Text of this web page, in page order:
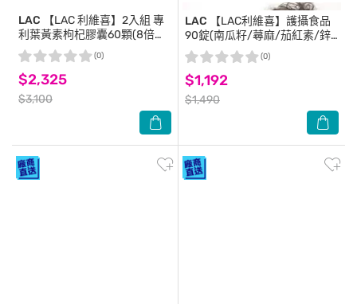
LAC 【LAC 利維喜】2入組 專
利葉黃素枸杞膠囊60顆(8倍枸
杞/優視/FloraGLO/熱銷主打)
$2,325
$3,100
(0)
LAC 【LAC利維喜】護攝食品
90錠(南瓜籽/蕁麻/茄紅素/鋅/
男性私密/素食可)
$1,192
$1,490
(0)